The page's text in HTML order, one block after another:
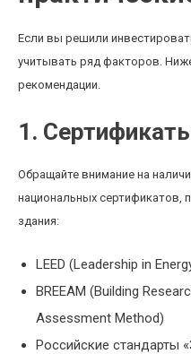
Если вы решили
учитывать ряд факторов.
рекомендации.
1.
Обращайте внимание на
национальных сертификатов,
здания:
LEED (Leadership in
BREEAM (Building
Assessment Method)
Российские стандарты